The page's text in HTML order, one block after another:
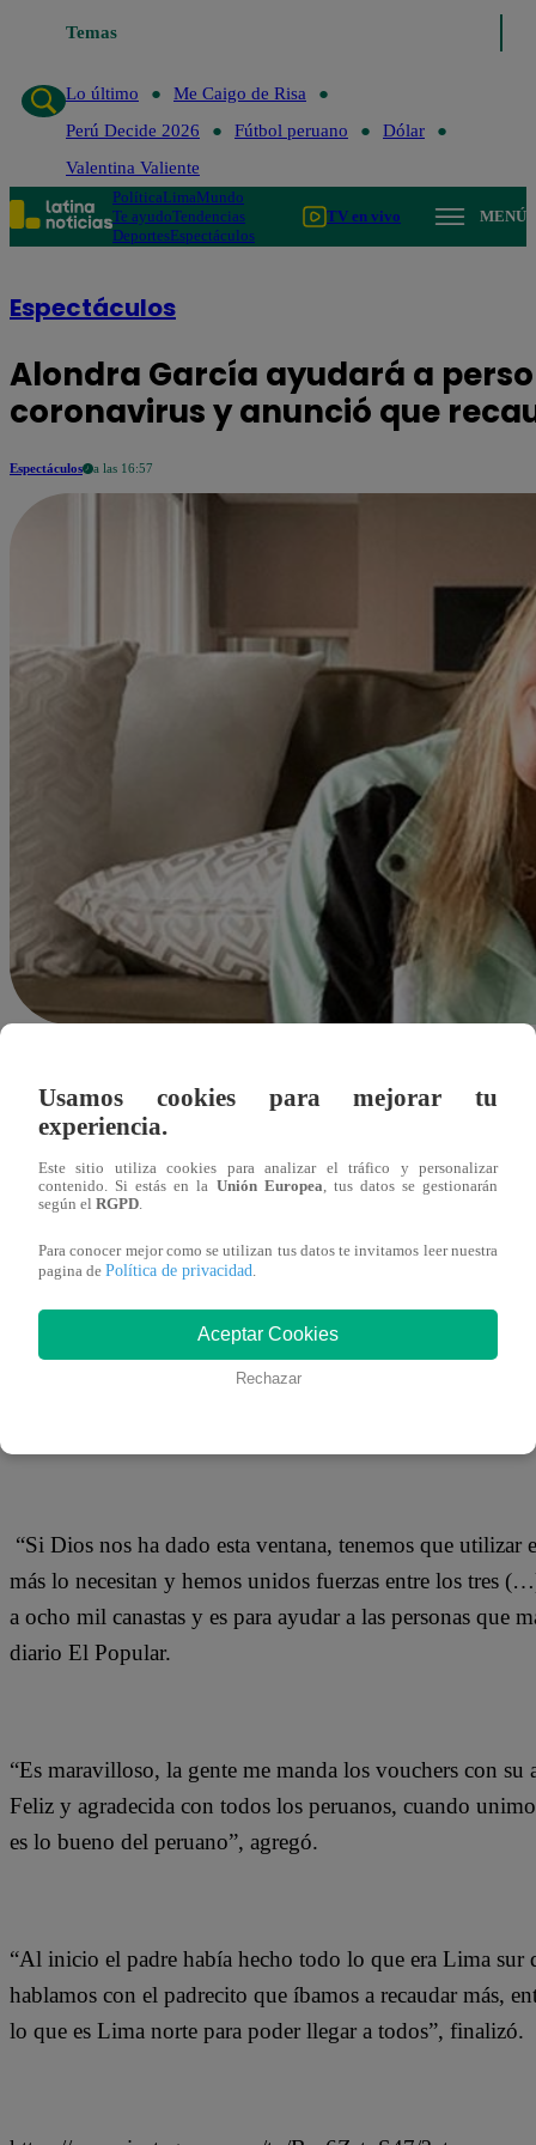
Temas
Lo último
Me Caigo de Risa
Perú Decide 2026
Fútbol peruano
Dólar
Valentina Valiente
PolíticaLimaMundo
Te ayudoTendencias
DeportesEspectáculos
TV en vivo MENÚ
Espectáculos
Alondra García ayudará a
coronavirus y anunció que
Espectáculos a las 16:57
Alondra García Miró dio a conocer que ha recaudado
inició hace algunos días junto a Paolo Guerrero y el
Esta iniciativa que busca ayudar a las personas más
importante suma de dinero que será usada para comprar
“Si Dios nos ha dado esta ventana, tenemos que utilizar
más lo necesitan y hemos unidos fuerzas entre los tres
a ocho mil canastas y es para ayudar a las personas que
diario El Popular.
“Es maravilloso, la gente me manda los vouchers con su
Feliz y agradecida con todos los peruanos, cuando
es lo bueno del peruano”, agregó.
“Al inicio el padre había hecho todo lo que era Lima sur
hablamos con el padrecito que íbamos a recaudar más,
lo que es Lima norte para poder llegar a todos”, finalizó.
Usamos cookies para mejorar tu
experiencia.
Este sitio utiliza cookies para analizar el tráfico y personalizar
contenido. Si estás en la Unión Europea , tus datos se gestionarán
según el RGPD
Para conocer mejor como se utilizan tus datos te invitamos leer nuestra
pagina de Política de privacidad
Aceptar Cookies
Rechazar